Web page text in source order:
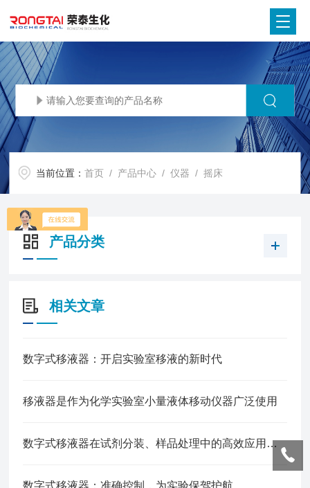
当前位置：首页 / 产品中心 /仪器 /摇床
产品分类
相关文章
数字式移液器：开启实验室移液的新时代
移液器是作为化学实验室小量液体移动仪器广泛使用
数字式移液器在试剂分装、样品处理中的高效应用技巧
数字式移液器：准确控制，为实验保驾护航